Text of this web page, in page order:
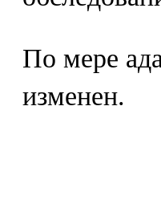
По мере
изменен.